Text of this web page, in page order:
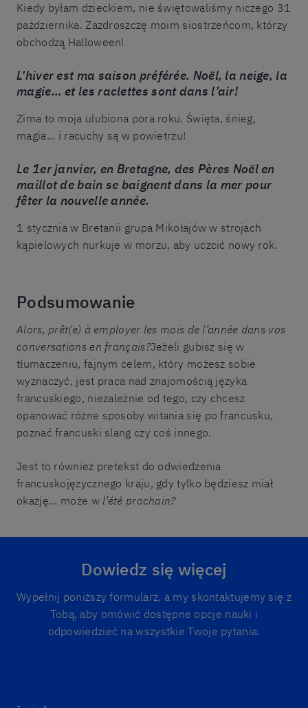
Kiedy byłam dzieckiem, nie świętowaliśmy niczego 31
października. Zazdroszczę moim siostrzeńcom, którzy
obchodzą Halloween!
L’hiver est ma saison préférée. Noël, la neige, la
magie… et les raclettes sont dans l’air!
Zima to moja ulubiona pora roku. Święta, śnieg,
magia... i racuchy są w powietrzu!
Le 1er janvier, en Bretagne, des Pères Noël en
maillot de bain se baignent dans la mer pour
fêter la nouvelle année.
1 stycznia w Bretanii grupa Mikołajów w strojach
kąpielowych nurkuje w morzu, aby uczcić nowy rok.
Podsumowanie
Alors, prêt(e) à employer les mois de l’année dans vos
conversations en français?Jeżeli gubisz się w
tłumaczeniu, fajnym celem, który możesz sobie
wyznaczyć, jest praca nad znajomością języka
francuskiego, niezależnie od tego, czy chcesz
opanować różne sposoby witania się po francusku,
poznać francuski slang czy coś innego.
Jest to również pretekst do odwiedzenia
francuskojęzycznego kraju, gdy tylko będziesz miał
okazję... może wl’été prochain?
Dowiedz się więcej
Wypełnij poniższy formularz, a my skontaktujemy się z
Tobą, aby omówić dostępne opcje nauki i
odpowiedzieć na wszystkie Twoje pytania.